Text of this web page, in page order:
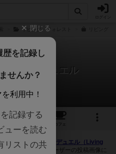
リビング・フォレスト
スト：デュエル
画像
2
カフェ
ング・フォレスト：デュエル（Living
出来たり、他のユーザーの投稿画像に
閉じる
を記録し
せんか？
利用中！
記録する
ューを読む
リストの共